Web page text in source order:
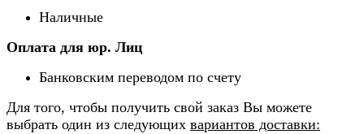
Наличные
Оплата для юр. Лиц
Банковским переводом по счету
Для того, чтобы получить свой заказ Вы можете
выбрать один из следующих вариантов доставки: